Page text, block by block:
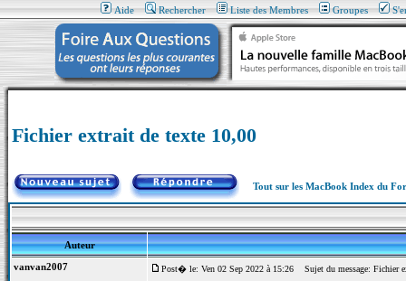
Aide Rechercher Liste des Membres Groupes
Fichier extrait de texte 10,00
Tout sur les MacBook Index du
Auteur
vanvan2007
Post� le: Ven 02 Sep 2022 à 15:26 Sujet du message: Fichier